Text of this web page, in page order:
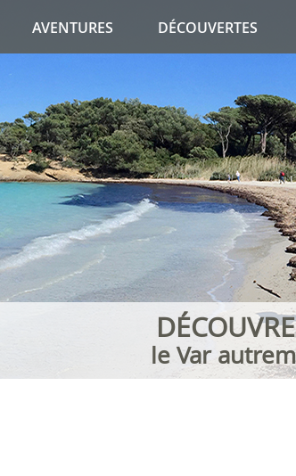
AVENTURES DÉCOUVERTES
le Var
EVADEZ-
vers des contrées